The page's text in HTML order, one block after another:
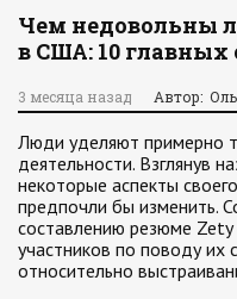
Чем недовольны
в США: 10
3 месяца назад Автор:
Люди уделяют примерно
деятельности. Взглянув
некоторые аспекты
предпочли бы изменить.
составлению резюме
участников по поводу их
относительно